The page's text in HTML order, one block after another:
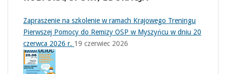
Zapraszenie na szkolenie w ramach Krajowego Treningu
Pierwszej Pomocy do Remizy OSP w Myszyńcu w dniu 20
czerwca 2026 r. 19 czerwiec 2026